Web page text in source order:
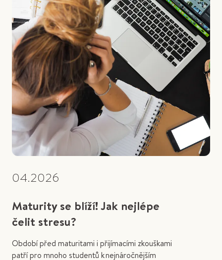
04.2026
Maturity se blíží! Jak nejlépe
čelit stresu?
Období před maturitami i přijímacími zkouškami
patří pro mnoho studentů k nejnáročnějším